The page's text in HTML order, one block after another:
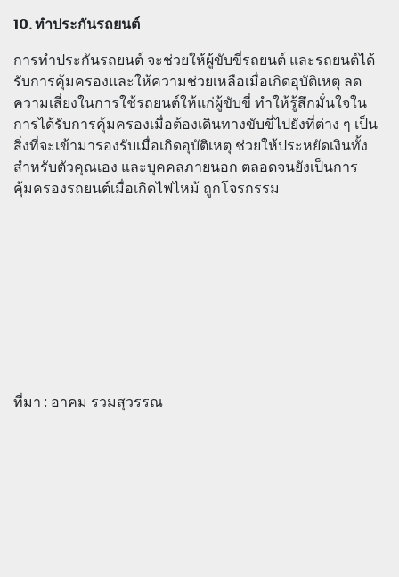
10. ทำประกันรถยนต์
การทำประกันรถยนต์ จะช่วยให้ผู้ขับขี่รถยนต์ และรถยนต์ได้
รับการคุ้มครองและให้ความช่วยเหลือเมื่อเกิดอุบัติเหตุ ลด
ความเสี่ยงในการใช้รถยนต์ให้แก่ผู้ขับขี่ ทำให้รู้สึกมั่นใจใน
การได้รับการคุ้มครองเมื่อต้องเดินทางขับขี่ไปยังที่ต่าง ๆ เป็น
สิ่งที่จะเข้ามารองรับเมื่อเกิดอุบัติเหตุ ช่วยให้ประหยัดเงินทั้ง
สำหรับตัวคุณเอง และบุคคลภายนอก ตลอดจนยังเป็นการ
คุ้มครองรถยนต์เมื่อเกิดไฟไหม้ ถูกโจรกรรม
ที่มา : อาคม รวมสุวรรณ